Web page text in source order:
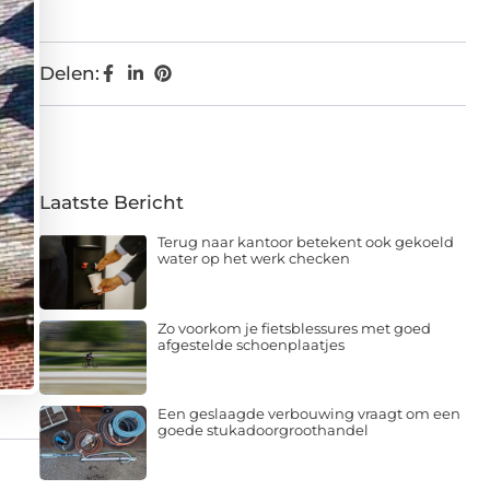
Delen:
Laatste Bericht
Terug naar kantoor betekent ook gekoeld
water op het werk checken
Zo voorkom je fietsblessures met goed
afgestelde schoenplaatjes
Een geslaagde verbouwing vraagt om een
goede stukadoorgroothandel